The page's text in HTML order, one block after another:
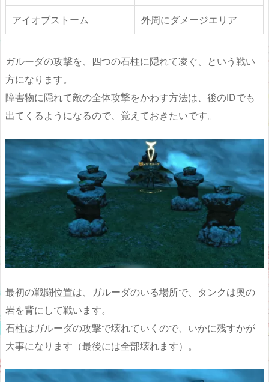
アイオブストーム 外周にダメージエリア
ガルーダの攻撃を、四つの石柱に隠れて凌ぐ、という戦い
方になります。
障害物に隠れて敵の全体攻撃をかわす方法は、後のIDでも
出てくるようになるので、覚えておきたいです。
最初の戦闘位置は、ガルーダのいる場所で、タンクは奥の
岩を背にして戦います。
石柱はガルーダの攻撃で壊れていくので、いかに残すかが
大事になります（最後には全部壊れます）。